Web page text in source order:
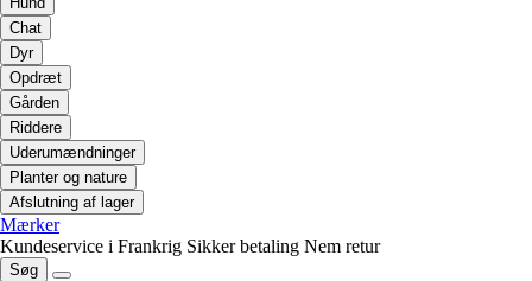
Chat
Dyr
Opdræt
Gården
Riddere
Uderumændninger
Planter og nature
Afslutning af lager
Mærker
Kundeservice i Frankrig Sikker betaling Nem retur
Søg